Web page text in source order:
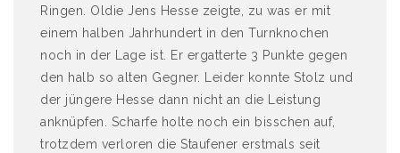
Ringen. Oldie Jens Hesse zeigte, zu was er mit
einem halben Jahrhundert in den Turnknochen
noch in der Lage ist. Er ergatterte 3 Punkte gegen
den halb so alten Gegner. Leider konnte Stolz und
der jüngere Hesse dann nicht an die Leistung
anknüpfen. Scharfe holte noch ein bisschen auf,
trotzdem verloren die Staufener erstmals seit